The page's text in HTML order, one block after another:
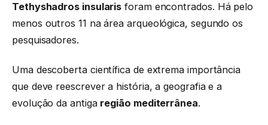
Tethyshadros insularis foram encontrados. Há pelo
menos outros 11 na área arqueológica, segundo os
pesquisadores.
Uma descoberta científica de extrema importância
que deve reescrever a história, a geografia e a
evolução da antiga região mediterrânea.